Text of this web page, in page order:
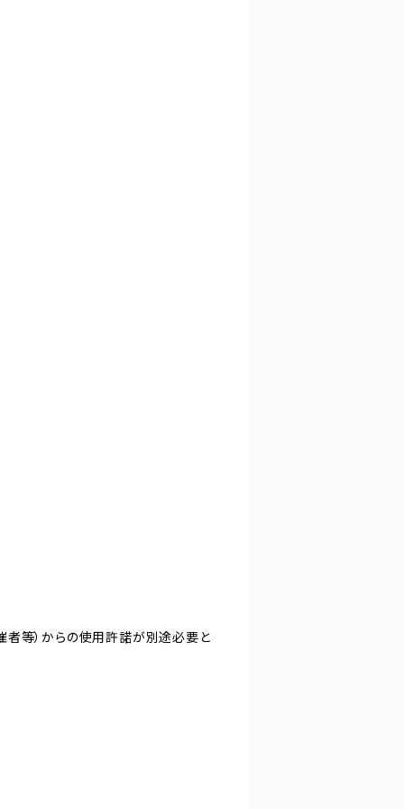
者等）からの使用許諾が別途必要と